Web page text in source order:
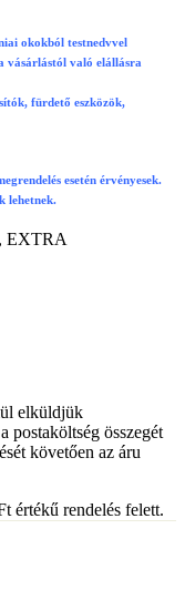
okokból testnedvvel
vásárlástól való elállásra
fürdető eszközök,
esetén érvényesek.
lehetnek.
EXTRA
elküldjük
postaköltség összegét
követően az áru
értékű rendelés felett.